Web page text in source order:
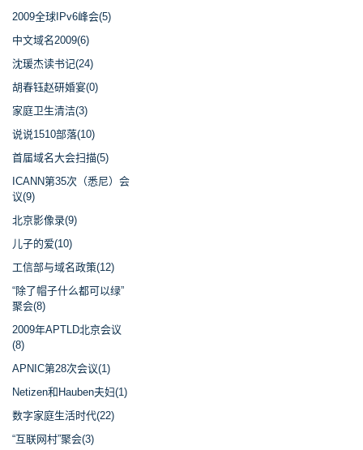
2009全球IPv6峰会(5)
中文域名2009(6)
沈瑗杰读书记(24)
胡春钰赵研婚宴(0)
家庭卫生清洁(3)
说说1510部落(10)
首届域名大会扫描(5)
ICANN第35次（悉尼）会
议(9)
北京影像录(9)
儿子的爱(10)
工信部与域名政策(12)
“除了帽子什么都可以绿”
聚会(8)
2009年APTLD北京会议
(8)
APNIC第28次会议(1)
Netizen和Hauben夫妇(1)
数字家庭生活时代(22)
“互联网村”聚会(3)